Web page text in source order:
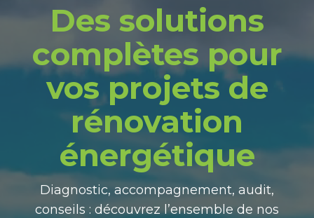
Des solutions
complètes pour
vos projets de
rénovation
énergétique
Diagnostic, accompagnement, audit,
conseils : découvrez l’ensemble de nos